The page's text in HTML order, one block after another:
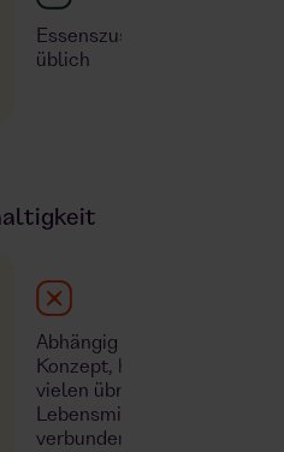
Essenszuschuss ist
üblich
Abhängig vom jeweiligen
Konzept, häufig aber mit
vielen übrigen
Lebensmitteln (Abfällen)
verbunden